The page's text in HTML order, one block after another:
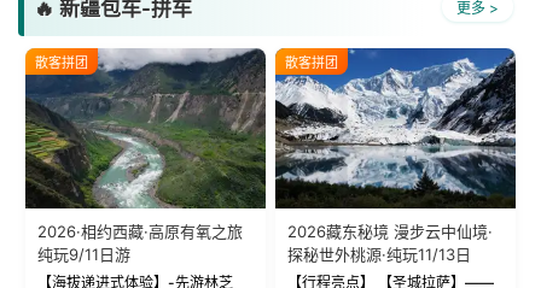
🔥 新疆包车-拼车 更多 >
散客拼团
2026·相约西藏·高原有氧之旅
纯玩9/11日游
【海拔递进式体验】-先游林芝
散客拼团
2026藏东秘境 漫步云中仙境·
探秘世外桃源·纯玩11/13日
【行程亮点】 【圣城拉萨】——